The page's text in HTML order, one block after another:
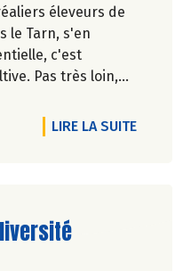
éleveurs de
le Tarn, s'en
c'est
Pas très loin,
les 19 magasins
Ceux-là et d'autres
de l'hiver. Suivez-
LIRE LA SUITEDE